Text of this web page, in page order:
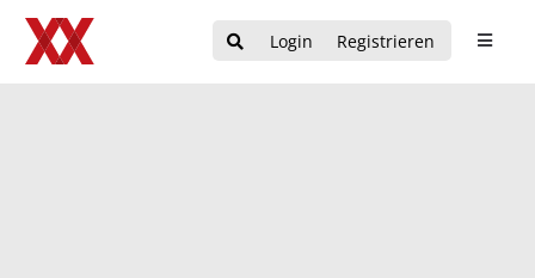
Login Registrieren